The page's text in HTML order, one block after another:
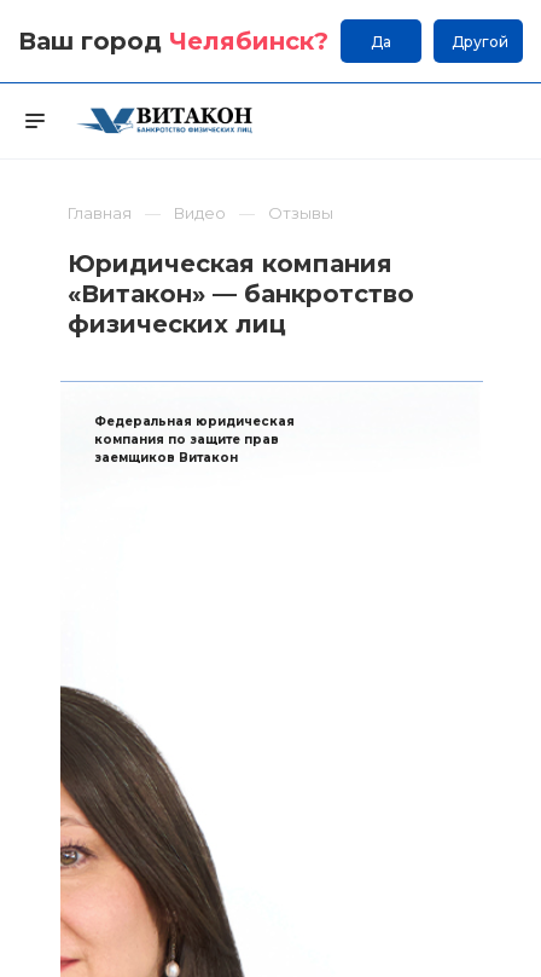
Ваш город Челябинск? Да Другой
Главная Видео Отзывы
Юридическая компания
«Витакон» — банкротство
физических лиц
Федеральная юридическая
компания по защите прав
заемщиков Витакон